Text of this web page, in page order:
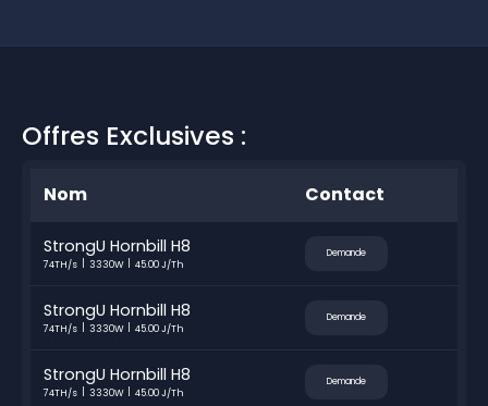
Offres Exclusives :
Nom Contact
StrongU Hornbill H8
74TH/s 3330W 45.00 J/Th
Demande
StrongU Hornbill H8
74TH/s 3330W 45.00 J/Th
Demande
StrongU Hornbill H8
74TH/s 3330W 45.00 J/Th
Demande